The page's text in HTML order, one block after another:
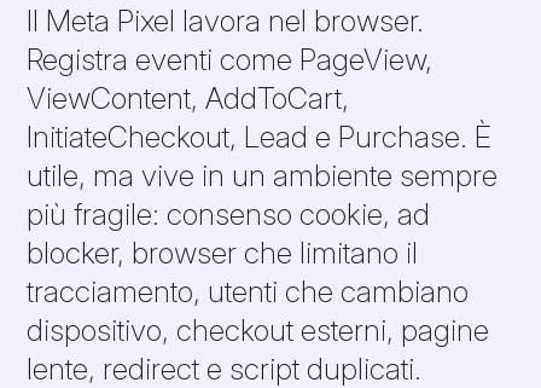
Il Meta Pixel lavora nel browser.
Registra eventi come PageView,
ViewContent, AddToCart,
InitiateCheckout, Lead e Purchase. È
utile, ma vive in un ambiente sempre
più fragile: consenso cookie, ad
blocker, browser che limitano il
tracciamento, utenti che cambiano
dispositivo, checkout esterni, pagine
lente, redirect e script duplicati.